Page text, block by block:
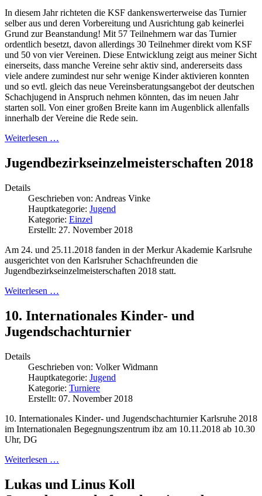
In diesem Jahr richteten die KSF dankenswerterweise das Turnier
selber aus und deren Vorbereitung und Ausrichtung gab keinerlei
Grund zur Beanstandung! Mit 57 Teilnehmern war das Turnier
ordentlich besetzt, davon allerdings 30 Teilnehmer direkt vom KSF
und 50 von vier Vereinen. Diese Entwicklung zeigt aus meiner Sicht
einerseits, dass manche Vereine sehr aktiv sind, andererseits dass
viele andere zumindest nur sehr wenige Kinder aktivieren konnten
und so evtl. gleich das neue Vereinsberatungsangebot der deutschen
Schachjugend in Anspruch nehmen könnten, das im neuen Jahr
starten soll. Von einer großen Breite kann im Augenblick allenfalls
innerhalb der Vereine die Rede sein.
Weiterlesen …
Jugendbezirkseinzelmeisterschaften 2018
Details
Geschrieben von: Andreas Vinke
Hauptkategorie: Jugend
Kategorie: Einzel
Erstellt: 27. November 2018
Am 24. und 25.11.2018 fanden in der Merkur Akademie Karlsruhe
ausgerichtet von den Karlsruher Schachfreunden die
Jugendbezirkseinzelmeisterschaften 2018 statt.
Weiterlesen …
10. Internationales Kinder- und
Jugendschachturnier
Details
Geschrieben von: Volker Widmann
Hauptkategorie: Jugend
Kategorie: Turniere
Erstellt: 07. November 2018
10. Internationales Kinder- und Jugendschachturnier Karlsruhe 2018
im Internationalen Begegnungszentrum ibz am 10.11.2018 ab 10.30
Uhr, DG
Weiterlesen …
Lukas und Linus Koll